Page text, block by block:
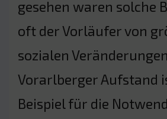
gesehen waren solche
oft der Vorläufer von
sozialen
Vorarlberger Aufstand
Beispiel für die